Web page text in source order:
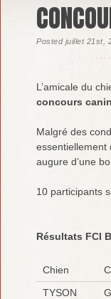
Posted juillet 21st,
L’amicale du
concours
Malgré des
essentiellement
augure d’une
10 participants
Résultats FCI
Chien
TYSON